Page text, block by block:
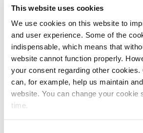
This website uses cookies
We use cookies on this website to
and user experience. Some of the
indispensable, which means that
website cannot function properly.
your consent regarding other cookies.
can, for example, help us maintain
website. You can change your cookie
time.
päiväjunia linja-autoilla
Kajaani – Oulu -välillä
päiväjunaa linja-autoilla
perjantaihin 14.7.–27.9.
Osa yöjunista perutaan.